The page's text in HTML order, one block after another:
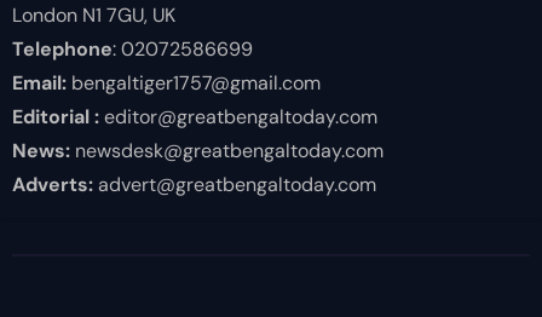
London N1 7GU, UK
Telephone: 02072586699
Email:bengaltiger1757@gmail.com
Editorial :editor@greatbengaltoday.com
News:newsdesk@greatbengaltoday.com
Adverts:advert@greatbengaltoday.com